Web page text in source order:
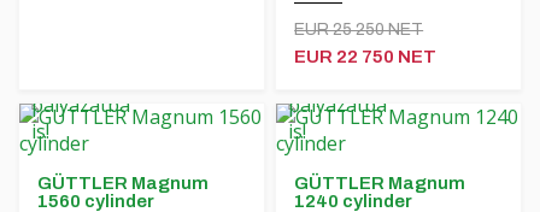
EUR 25 250 NET
EUR 22 750 NET
GÜTTLER Magnum
1560 cylinder
GÜTTLER Magnum
1240 cylinder